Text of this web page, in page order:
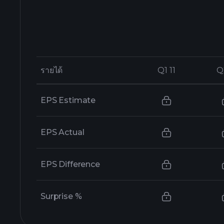
รายได้ Q1 11
รายได้ Q1 11
EPS Estimate
EPS Actual
EPS Difference
Surprise %